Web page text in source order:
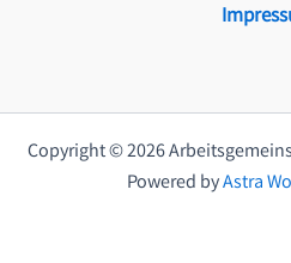
Copyright © 2026
Powered byAstra